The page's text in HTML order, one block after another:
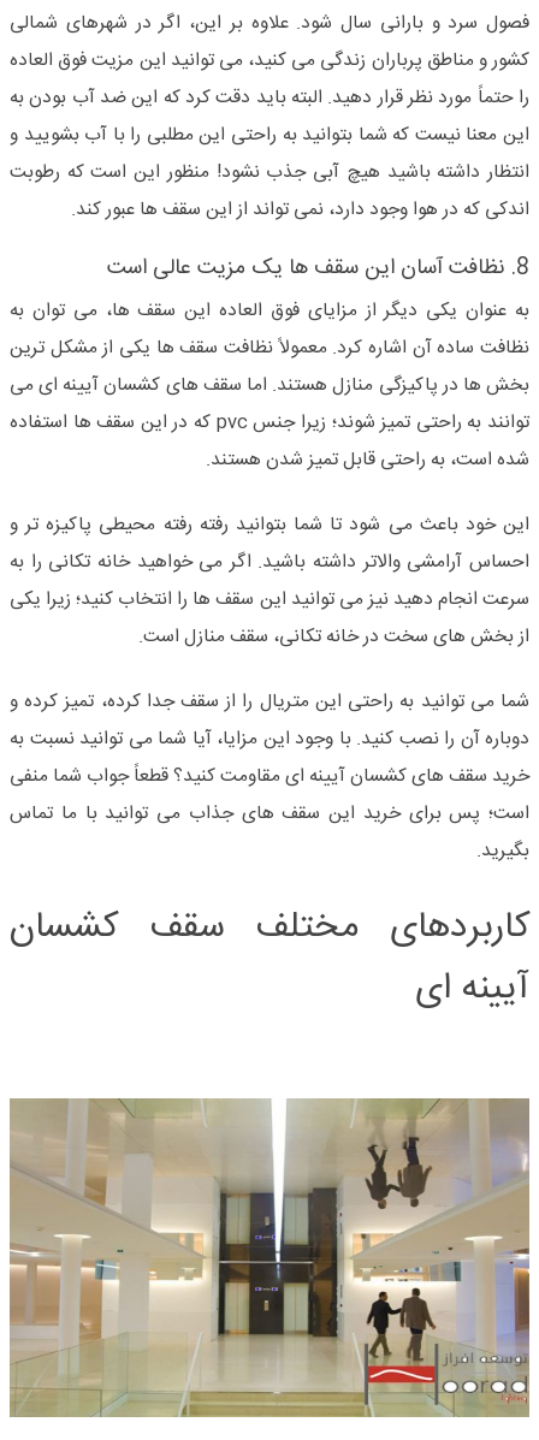
فصول سرد و بارانی سال شود. علاوه بر این، اگر در شهرهای شمالی
کشور و مناطق پرباران زندگی می کنید، می توانید این مزیت فوق العاده
را حتماً مورد نظر قرار دهید. البته باید دقت کرد که این ضد آب بودن به
این معنا نیست که شما بتوانید به راحتی این مطلبی را با آب بشویید و
انتظار داشته باشید هیچ آبی جذب نشود! منظور این است که رطوبت
اندکی که در هوا وجود دارد، نمی تواند از این سقف ها عبور کند.
8. نظافت آسان این سقف ها یک مزیت عالی است
به عنوان یکی دیگر از مزایای فوق العاده این سقف ها، می توان به
نظافت ساده آن اشاره کرد. معمولاً نظافت سقف ها یکی از مشکل ترین
بخش ها در پاکیزگی منازل هستند. اما سقف های کشسان آیینه ای می
توانند به راحتی تمیز شوند؛ زیرا جنس pvc که در این سقف ها استفاده
شده است، به راحتی قابل تمیز شدن هستند.
این خود باعث می شود تا شما بتوانید رفته رفته محیطی پاکیزه تر و
احساس آرامشی والاتر داشته باشید. اگر می خواهید خانه تکانی را به
سرعت انجام دهید نیز می توانید این سقف ها را انتخاب کنید؛ زیرا یکی
از بخش های سخت در خانه تکانی، سقف منازل است.
شما می توانید به راحتی این متریال را از سقف جدا کرده، تمیز کرده و
دوباره آن را نصب کنید. با وجود این مزایا، آیا شما می توانید نسبت به
خرید سقف های کشسان آیینه ای مقاومت کنید؟ قطعاً جواب شما منفی
است؛ پس برای خرید این سقف های جذاب می توانید با ما تماس
بگیرید.
کاربردهای مختلف سقف کشسان
آیینه ای